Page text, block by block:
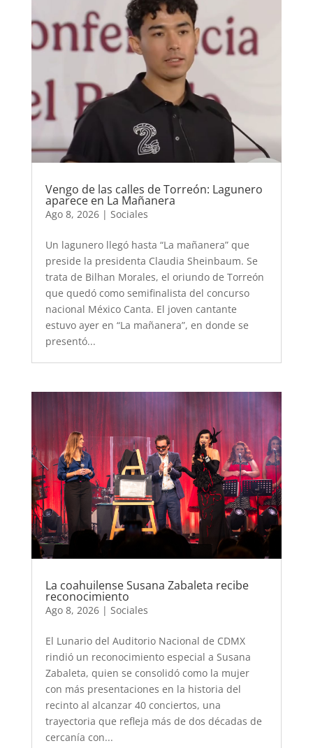
Vengo de las calles de Torreón: Lagunero
aparece en La Mañanera
Ago 8, 2026| Sociales
Un lagunero llegó hasta “La mañanera” que
preside la presidenta Claudia Sheinbaum. Se
trata de Bilhan Morales, el oriundo de Torreón
que quedó como semifinalista del concurso
nacional México Canta. El joven cantante
estuvo ayer en “La mañanera”, en donde se
presentó...
La coahuilense Susana Zabaleta recibe
reconocimiento
Ago 8, 2026| Sociales
El Lunario del Auditorio Nacional de CDMX
rindió un reconocimiento especial a Susana
Zabaleta, quien se consolidó como la mujer
con más presentaciones en la historia del
recinto al alcanzar 40 conciertos, una
trayectoria que refleja más de dos décadas de
cercanía con...